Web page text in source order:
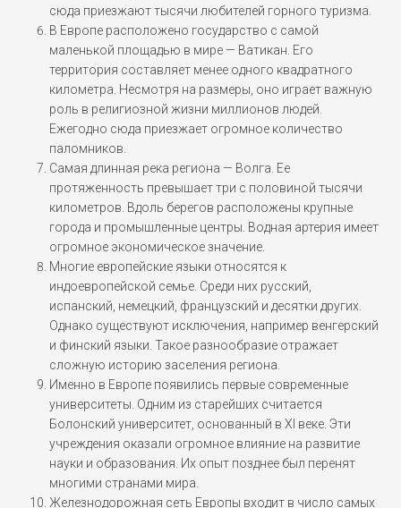
сюда приезжают тысячи любителей горного туризма.
В Европе расположено государство с самой
маленькой площадью в мире — Ватикан. Его
территория составляет менее одного квадратного
километра. Несмотря на размеры, оно играет важную
роль в религиозной жизни миллионов людей.
Ежегодно сюда приезжает огромное количество
паломников.
Самая длинная река региона — Волга. Ее
протяженность превышает три с половиной тысячи
километров. Вдоль берегов расположены крупные
города и промышленные центры. Водная артерия имеет
огромное экономическое значение.
Многие европейские языки относятся к
индоевропейской семье. Среди них русский,
испанский, немецкий, французский и десятки других.
Однако существуют исключения, например венгерский
и финский языки. Такое разнообразие отражает
сложную историю заселения региона.
Именно в Европе появились первые современные
университеты. Одним из старейших считается
Болонский университет, основанный в XI веке. Эти
учреждения оказали огромное влияние на развитие
науки и образования. Их опыт позднее был перенят
многими странами мира.
Железнодорожная сеть Европы входит в число самых